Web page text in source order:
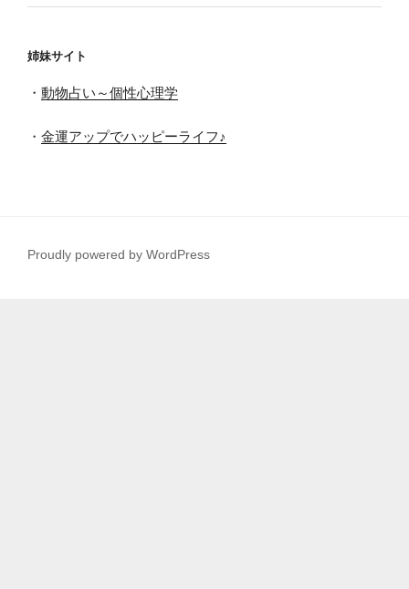
姉妹サイト
・ 動物占い～個性心理学
・ 金運アップでハッピーライフ♪
Proudly powered by WordPress